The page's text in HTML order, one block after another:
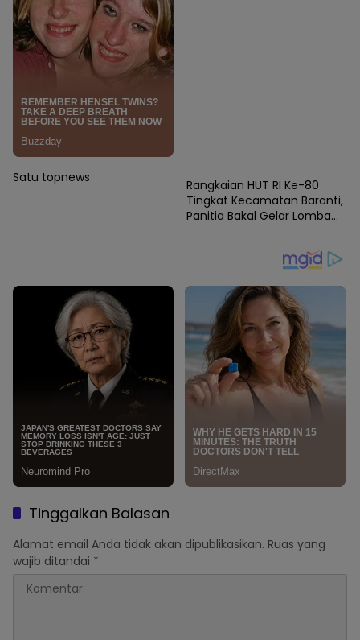
Satu topnews
Rangkaian HUT RI Ke-80
Tingkat Kecamatan Baranti,
Panitia Bakal Gelar Lomba
Tinggalkan Balasan
Alamat email Anda tidak akan dipublikasikan. Ruas yang
wajib ditandai *